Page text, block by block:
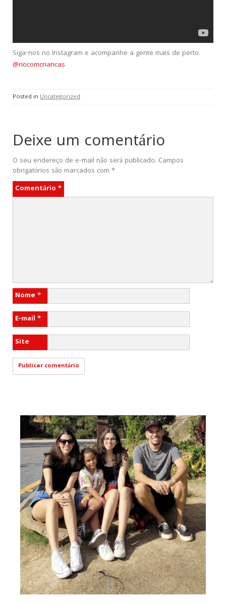
Siga-nos no Instagram e acompanhe a gente mais de perto.
@riocomcriancas
Posted in Uncategorized
Deixe um comentário
O seu endereço de e-mail não será publicado. Campos
obrigatórios são marcados com *
Comentário *
Nome *
E-mail *
Site